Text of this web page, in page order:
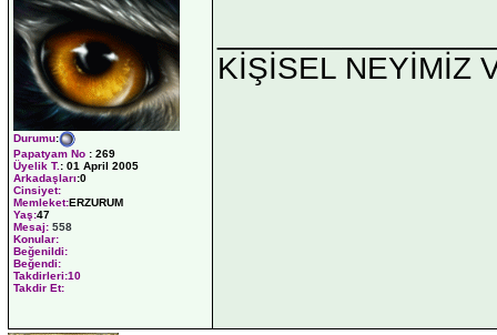
Durumu:
Papatyam No : 269
Üyelik T.: 01 April 2005
Arkadaşları:0
Cinsiyet:
Memleket:ERZURUM
Yaş:47
Mesaj: 558
Konular:
Beğenildi:
Beğendi:
Takdirleri:10
Takdir Et:
KİŞİSEL NEYİMİZ